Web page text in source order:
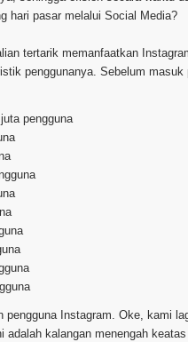
hari pasar melalui Social Media?
tertarik memanfaatkan
penggunanya. Sebelum
pengguna
pengguna Instagram. Oke, kami
adalah kalangan menengah